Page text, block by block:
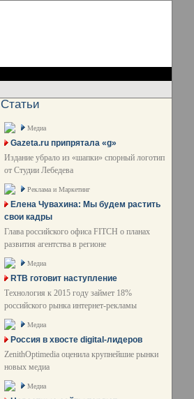
Статьи
Медиа
Gazeta.ru припрятала «g»
Издание убрало из «шапки» спорный логотип
от Студии Лебедева
Реклама и Маркетинг
Елена Чувахина: Мы будем растить
свои кадры
Глава российского офиса FITCH о планах
развития агентства в регионе
Медиа
RTB готовит наступление
Технология к 2015 году займет 18%
российского рынка интернет-рекламы
Медиа
Россия в хвосте digital-лидеров
ZenithOptimedia оценила крупнейшие рынки
новых медиа
Медиа